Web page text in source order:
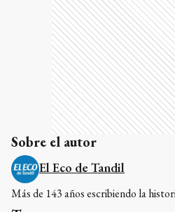
Sobre el autor
El Eco de Tandil
Más de 143 años escribiendo la